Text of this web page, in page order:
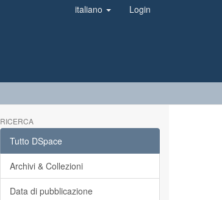
italiano Login
RICERCA
Tutto DSpace
Archivi & Collezioni
Data di pubblicazione